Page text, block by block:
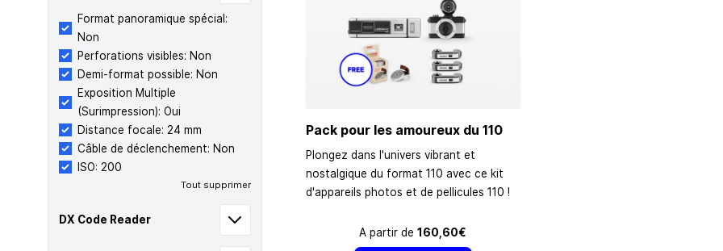
Format panoramique spécial:
Non
Perforations visibles: Non
Demi-format possible: Non
Exposition Multiple
(Surimpression): Oui
Distance focale: 24 mm
Câble de déclenchement: Non
ISO: 200
Tout supprimer
DX Code Reader
Pack pour les amoureux du 110
Plongez dans l'univers vibrant et
nostalgique du format 110 avec ce kit
d'appareils photos et de pellicules 110 !
A partir de 160,60€